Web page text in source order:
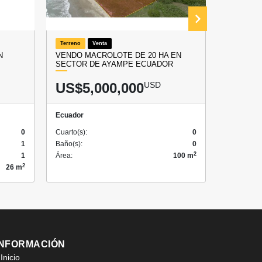
0
1
1
26 m2
Terreno Venta
VENDO MACROLOTE DE 20 HA EN
SECTOR DE AYAMPE ECUADOR
US$5,000,000USD
Ecuador
Cuarto(s):
0
Baño(s):
0
Área:
100 m2
INFORMACIÓN
Inicio